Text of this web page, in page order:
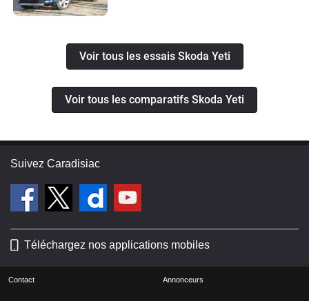
Voir tous les essais Skoda Yeti
Voir tous les comparatifs Skoda Yeti
Suivez Caradisiac
Téléchargez nos applications mobiles
Contact Annonceurs